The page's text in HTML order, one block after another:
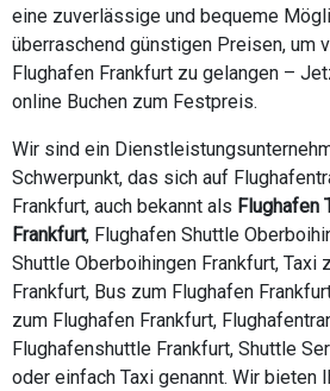
eine zuverlässige und bequeme
überraschend günstigen Preisen, um
Flughafen Frankfurt zu gelangen –
online Buchen zum Festpreis.
Wir sind ein
Schwerpunkt, das sich auf
Frankfurt, auch bekannt als Flughafen
Frankfurt, Flughafen Shuttle
Shuttle Oberboihingen Frankfurt, Taxi
Frankfurt, Bus zum Flughafen
zum Flughafen Frankfurt,
Flughafenshuttle Frankfurt, Shuttle
oder einfach Taxi genannt. Wir bieten